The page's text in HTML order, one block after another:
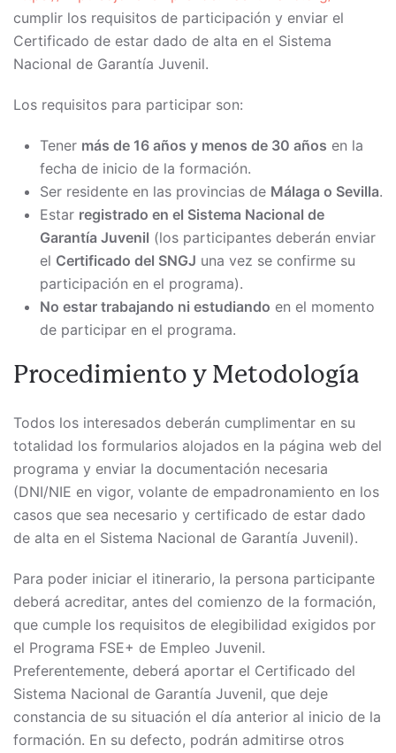
cumplir los requisitos de participación y enviar el
Certificado de estar dado de alta en el Sistema
Nacional de Garantía Juvenil.
Los requisitos para participar son:
Tener más de 16 años y menos de 30 años en la
fecha de inicio de la formación.
Ser residente en las provincias de Málaga o Sevilla.
Estar registrado en el Sistema Nacional de
Garantía Juvenil (los participantes deberán enviar
el Certificado del SNGJ una vez se confirme su
participación en el programa).
No estar trabajando ni estudiando en el momento
de participar en el programa.
Procedimiento y Metodología
Todos los interesados deberán cumplimentar en su
totalidad los formularios alojados en la página web del
programa y enviar la documentación necesaria
(DNI/NIE en vigor, volante de empadronamiento en los
casos que sea necesario y certificado de estar dado
de alta en el Sistema Nacional de Garantía Juvenil).
Para poder iniciar el itinerario, la persona participante
deberá acreditar, antes del comienzo de la formación,
que cumple los requisitos de elegibilidad exigidos por
el Programa FSE+ de Empleo Juvenil.
Preferentemente, deberá aportar el Certificado del
Sistema Nacional de Garantía Juvenil, que deje
constancia de su situación el día anterior al inicio de la
formación. En su defecto, podrán admitirse otros